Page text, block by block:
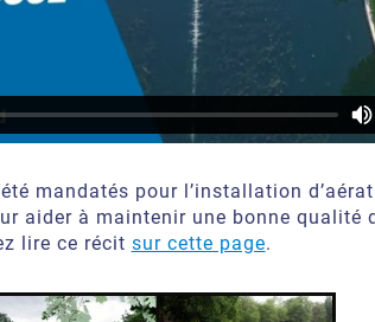
mandatés pour l’installation
aider à maintenir une bonne qualité
lire ce récit sur cette page.